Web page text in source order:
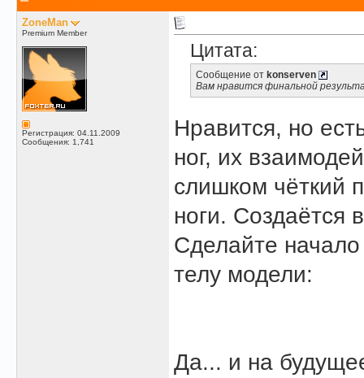
ZoneMan
Premium Member
Регистрация: 04.11.2009
Сообщения: 1,741
Цитата:
Сообщение от konserven
Вам нравится финальной
Нравится, но
ног, их
слишком чёткий
ноги. Создаётся
Сделайте
телу модели:
Да... и на